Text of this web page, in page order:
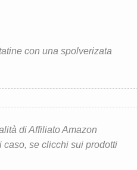
con una spolverizata
di Affiliato Amazon
se clicchi sui prodotti